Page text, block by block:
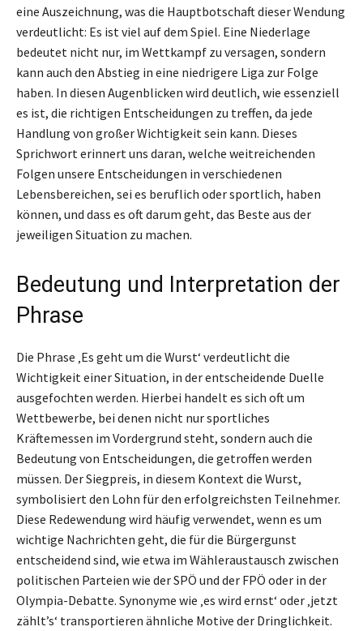
eine Auszeichnung, was die Hauptbotschaft dieser Wendung
verdeutlicht: Es ist viel auf dem Spiel. Eine Niederlage
bedeutet nicht nur, im Wettkampf zu versagen, sondern
kann auch den Abstieg in eine niedrigere Liga zur Folge
haben. In diesen Augenblicken wird deutlich, wie essenziell
es ist, die richtigen Entscheidungen zu treffen, da jede
Handlung von großer Wichtigkeit sein kann. Dieses
Sprichwort erinnert uns daran, welche weitreichenden
Folgen unsere Entscheidungen in verschiedenen
Lebensbereichen, sei es beruflich oder sportlich, haben
können, und dass es oft darum geht, das Beste aus der
jeweiligen Situation zu machen.
Bedeutung und Interpretation der
Phrase
Die Phrase ‚Es geht um die Wurst‘ verdeutlicht die
Wichtigkeit einer Situation, in der entscheidende Duelle
ausgefochten werden. Hierbei handelt es sich oft um
Wettbewerbe, bei denen nicht nur sportliches
Kräftemessen im Vordergrund steht, sondern auch die
Bedeutung von Entscheidungen, die getroffen werden
müssen. Der Siegpreis, in diesem Kontext die Wurst,
symbolisiert den Lohn für den erfolgreichsten Teilnehmer.
Diese Redewendung wird häufig verwendet, wenn es um
wichtige Nachrichten geht, die für die Bürgergunst
entscheidend sind, wie etwa im Wähleraustausch zwischen
politischen Parteien wie der SPÖ und der FPÖ oder in der
Olympia-Debatte. Synonyme wie ‚es wird ernst‘ oder ‚jetzt
zählt’s‘ transportieren ähnliche Motive der Dringlichkeit.